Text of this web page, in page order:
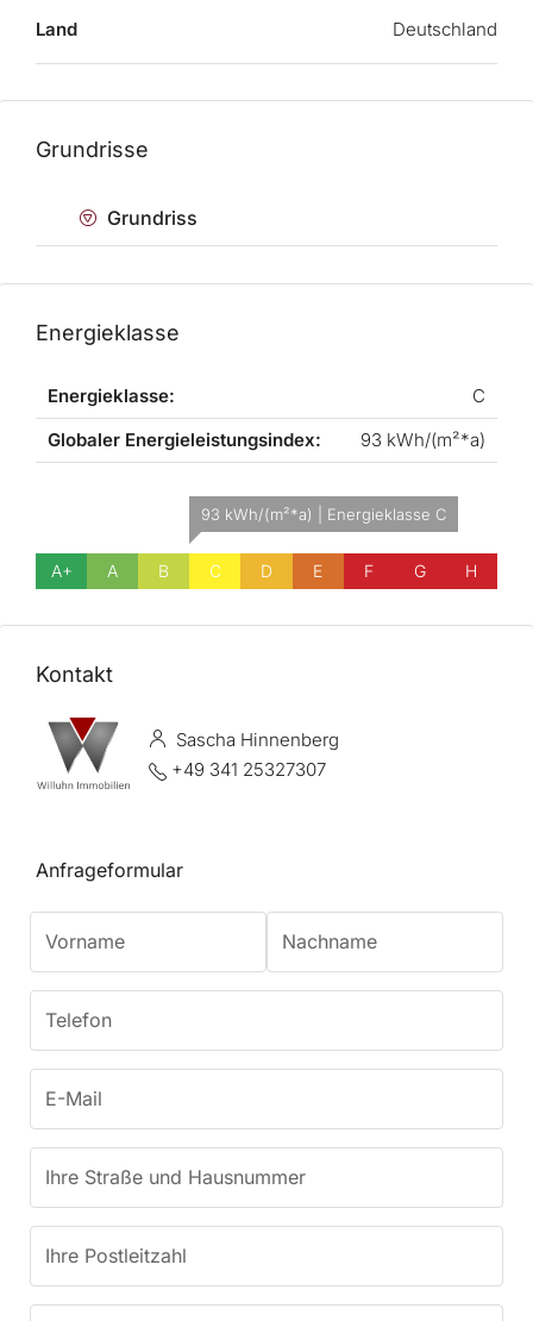
Land Deutschland
Grundrisse
Grundriss
Energieklasse
Energieklasse:
C
Globaler Energieleistungsindex:
93 kWh/(m²*a)
A+ A B
93 kWh/(m²*a) | Energieklasse C
C D E F G H
Kontakt
Sascha Hinnenberg
+49 341 25327307
Anfrageformular